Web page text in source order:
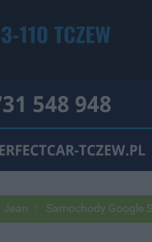
Samochody Google Street